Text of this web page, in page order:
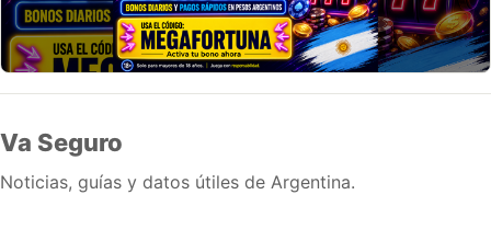
Va Seguro
Noticias, guías y datos útiles de Argentina.